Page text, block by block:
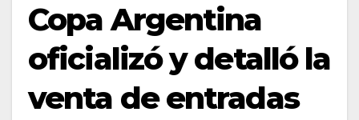
Copa Argentina
oficializó y detalló la
venta de entradas